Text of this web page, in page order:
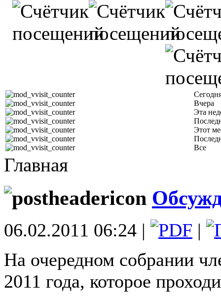
Вчера
Эта
Этот
Все
Главная
06.02.2011 06:24 |
|
На очередном собрании
2011 года, которое